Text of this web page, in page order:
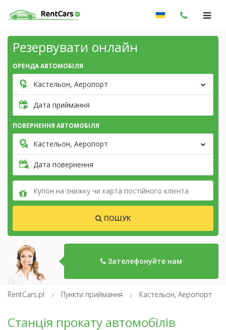
Резервувати онлайн
ОРЕНДА АВТОМОБІЛЯ
Кастельон, Аеропорт
Дата приймання
ПОВЕРНЕННЯ АВТОМОБІЛЯ
Кастельон, Аеропорт
Дата повернення
ПОШУК
Зателефонуйте нам
RentCars.pl Пункти приймання Кастельон, Аеропорт
Станція прокату автомобілів